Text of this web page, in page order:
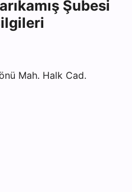
Şubesi
Mah. Halk Cad.